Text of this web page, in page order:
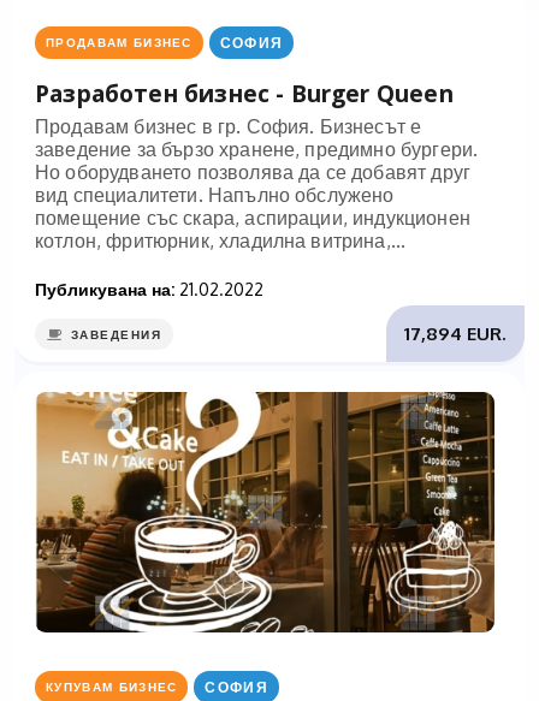
ПРОДАВАМ БИЗНЕС СОФИЯ
Разработен бизнес - Burger Queen
Продавам бизнес в гр. София. Бизнесът е
заведение за бързо хранене, предимно бургери.
Но оборудването позволява да се добавят друг
вид специалитети. Напълно обслужено
помещение със скара, аспирации, индукционен
котлон, фритюрник, хладилна витрина,...
Публикувана на: 21.02.2022
17,894 EUR.
ЗАВЕДЕНИЯ
КУПУВАМ БИЗНЕС СОФИЯ